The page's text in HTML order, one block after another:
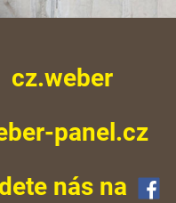
cz.weber
panel.cz
nás na